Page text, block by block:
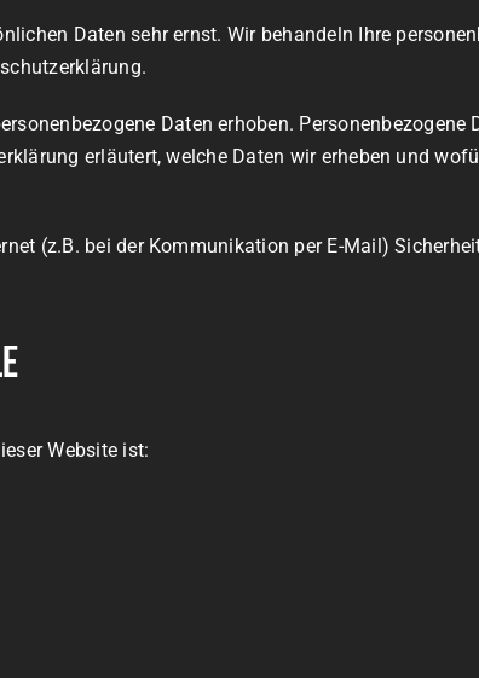
Daten sehr ernst. Wir behandeln Ihre
Daten erhoben.
erläutert, welche Daten wir erheben und
(z.B. bei der Kommunikation per E-Mail)
Website ist: